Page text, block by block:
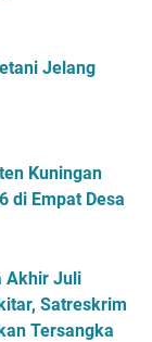
Jelang
Kuningan
di Empat Desa
Akhir Juli
Satreskrim
Tersangka